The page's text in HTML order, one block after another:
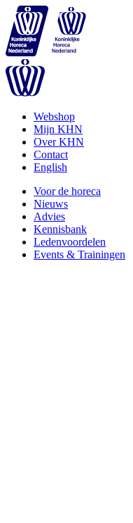
Webshop
Mijn KHN
Over KHN
Contact
English
Voor de horeca
Nieuws
Advies
Kennisbank
Ledenvoordelen
Events & Trainingen